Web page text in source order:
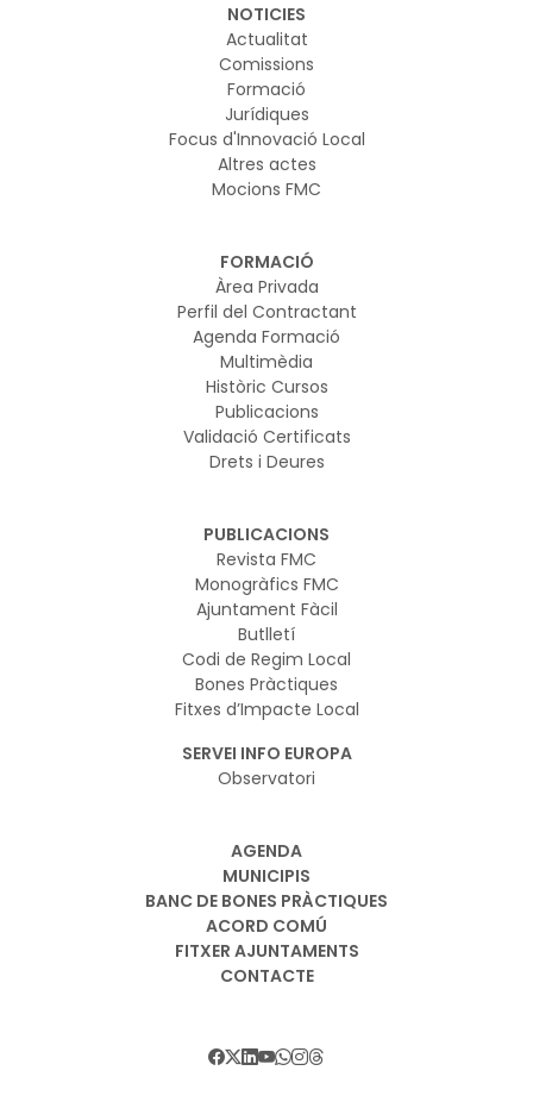
NOTICIES
Actualitat
Comissions
Formació
Jurídiques
Focus d'Innovació Local
Altres actes
Mocions FMC
FORMACIÓ
Àrea Privada
Perfil del Contractant
Agenda Formació
Multimèdia
Històric Cursos
Publicacions
Validació Certificats
Drets i Deures
PUBLICACIONS
Revista FMC
Monogràfics FMC
Ajuntament Fàcil
Butlletí
Codi de Regim Local
Bones Pràctiques
Fitxes d’Impacte Local
SERVEI INFO EUROPA
Observatori
AGENDA
MUNICIPIS
BANC DE BONES PRÀCTIQUES
ACORD COMÚ
FITXER AJUNTAMENTS
CONTACTE